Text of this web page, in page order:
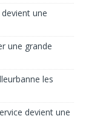
une
une grande
les
devient une